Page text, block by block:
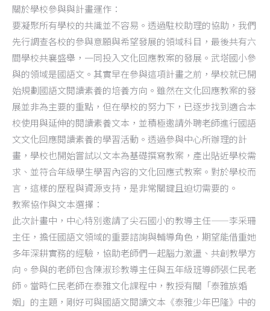
關於學校參與與計畫運作：
要凝聚所有學校的共識並不容易。透過駐校助理的協助，我們
先行調查各校的參與意願與希望發展的領域科目，最後共有六
間學校共襄盛舉，一同投入文化回應教案的發展。武塔國小參
與的領域是國語文。其實早在參與這項計畫之前，學校就已開
始規劃國語文閱讀素養的培養方向。雖然在文化回應教案的發
展並非為主要的重點，但在學校的努力下，已逐步找到適合本
校使用與延伸的閱讀素養文本，並積極邀請外聘老師進行國語
文文化回應閱讀素養的學習活動。透過參與中心所辦理的計
畫，學校也開始嘗試以文本為基礎撰寫教案，產出貼近學校需
求、並符合年級學生學習內容的文化回應式教案。對於學校而
言，這樣的歷程與資源支持，是非常關鍵且迫切需要的。
教案協作與文本選擇：
此次計畫中，中心特別邀請了尖石國小的教導主任——李采珊
主任，擔任國語文領域的重要諮詢與輔導角色，期望能借重她
多年深耕實務的經驗，協助老師們一起腦力激盪、共創教學方
向。參與的老師包含陳淑珍教導主任與五年級班導師張仁民老
師。當時仁民老師在泰雅文化課程中，教授有關「泰雅族婚
姻」的主題，剛好可與國語文閱讀文本《泰雅少年巴隆》中的